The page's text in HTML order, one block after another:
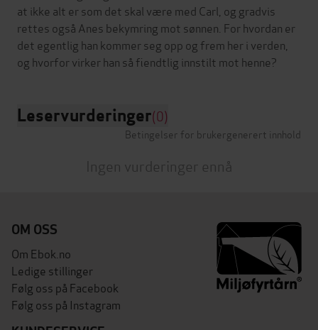
at ikke alt er som det skal være med Carl, og gradvis
rettes også Anes bekymring mot sønnen. For hvordan er
det egentlig han kommer seg opp og frem her i verden,
Leservurderinger(0)
Betingelser for brukergenerert innhold
Ingen vurderinger ennå
OM OSS
Om Ebok.no
Ledige stillinger
Følg oss på Facebook
Følg oss på Instagram